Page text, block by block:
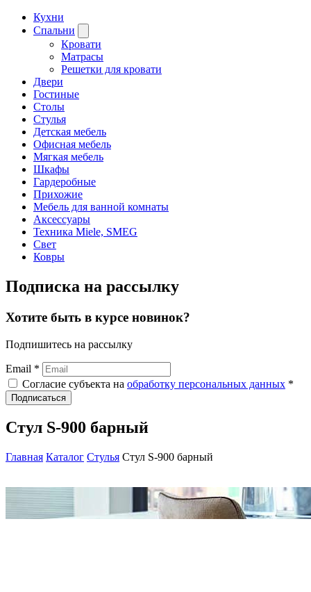
Кухни
Спальни
Кровати
Матрасы
Решетки для кровати
Двери
Гостиные
Столы
Стулья
Детская мебель
Офисная мебель
Мягкая мебель
Шкафы
Гардеробные
Прихожие
Мебель для ванной комнаты
Аксессуары
Техника Miele, SMEG
Свет
Ковры
Подписка на рассылку
Хотите быть в курсе новинок?
Подпишитесь на рассылку
Email *
Согласие субъекта на обработку персональных данных *
Подписаться
Стул S-900 барный
Главная Каталог Стулья Стул S-900 барный